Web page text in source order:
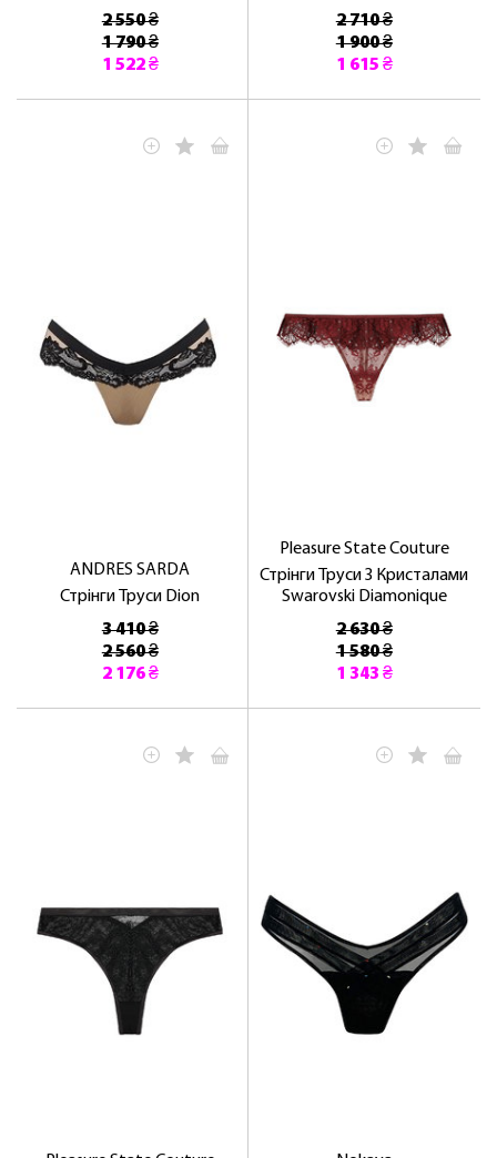
2 550 ₴
1 790 ₴
1 522 ₴
2 710 ₴
1 900 ₴
1 615 ₴
ANDRES SARDA
Стрінги Труси Dion
3 410 ₴
2 560 ₴
2 176 ₴
Pleasure State Couture
Стрінги Труси З Кристалами
Swarovski Diamonique
2 630 ₴
1 580 ₴
1 343 ₴